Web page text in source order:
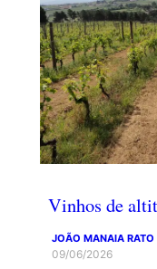
Vinhos de
JOÃO MANAIA RATO
09/06/2026